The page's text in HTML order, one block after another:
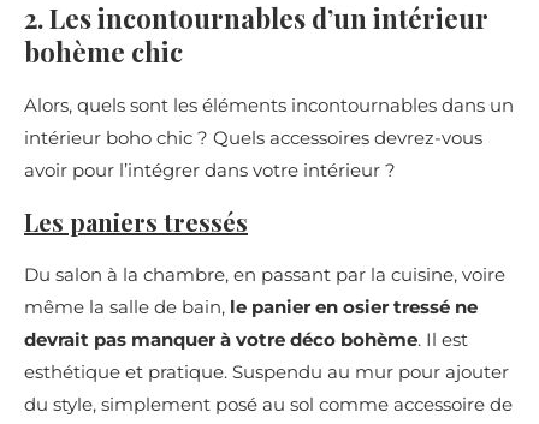
2. Les incontournables d’un intérieur
bohème chic
Alors, quels sont les éléments incontournables dans un
intérieur boho chic ? Quels accessoires devrez-vous
avoir pour l’intégrer dans votre intérieur ?
Les paniers tressés
Du salon à la chambre, en passant par la cuisine, voire
même la salle de bain, le panier en osier tressé ne
devrait pas manquer à votre déco bohème. Il est
esthétique et pratique. Suspendu au mur pour ajouter
du style, simplement posé au sol comme accessoire de